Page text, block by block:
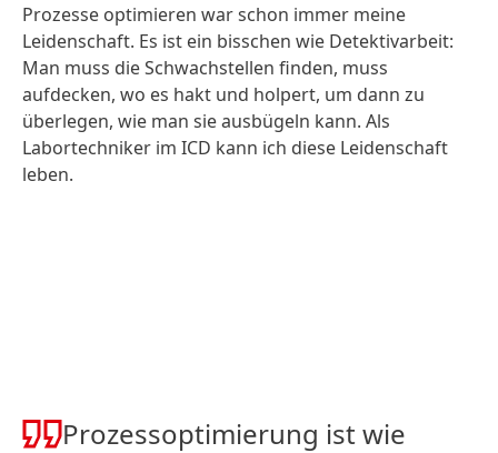
Prozesse optimieren war schon immer meine
Leidenschaft. Es ist ein bisschen wie Detektivarbeit:
Man muss die Schwachstellen finden, muss
aufdecken, wo es hakt und holpert, um dann zu
überlegen, wie man sie ausbügeln kann. Als
Labortechniker im ICD kann ich diese Leidenschaft
leben.
Prozessoptimierung ist wie